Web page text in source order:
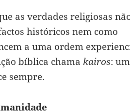
as verdades religiosas
históricos nem como
a uma ordem
bíblica chama kairos: um
sempre.